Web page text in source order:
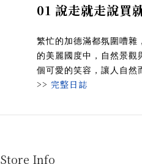
01 說走就走說買
繁忙的加德滿都氛圍嘈雜
的美麗國度中，自然景觀
個可愛的笑容，讓人自然
>> 完整日誌
Store Info